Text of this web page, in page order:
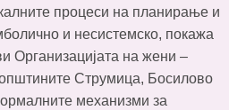
процеси на планирање и
и несистемско, покажа
Организацијата на жени –
Струмица, Босилово
механизми за